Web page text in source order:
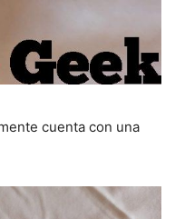
cuenta con una